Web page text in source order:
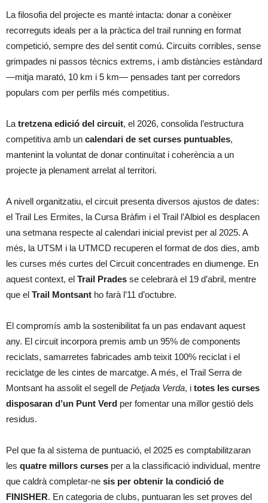
La filosofia del projecte es manté intacta: donar a conèixer
recorreguts ideals per a la pràctica del trail running en format
competició, sempre des del sentit comú. Circuits corribles, sense
grimpades ni passos tècnics extrems, i amb distàncies estàndard
—mitja marató, 10 km i 5 km— pensades tant per corredors
populars com per perfils més competitius.
La tretzena edició del circuit, el 2026, consolida l’estructura
competitiva amb un calendari de set curses puntuables,
mantenint la voluntat de donar continuïtat i coherència a un
projecte ja plenament arrelat al territori.
A nivell organitzatiu, el circuit presenta diversos ajustos de dates:
el Trail Les Ermites, la Cursa Bràfim i el Trail l’Albiol es desplacen
una setmana respecte al calendari inicial previst per al 2025. A
més, la UTSM i la UTMCD recuperen el format de dos dies, amb
les curses més curtes del Circuit concentrades en diumenge. En
aquest context, el Trail Prades se celebrarà el 19 d’abril, mentre
que el Trail Montsant ho farà l’11 d’octubre.
El compromís amb la sostenibilitat fa un pas endavant aquest
any. El circuit incorpora premis amb un 95% de components
reciclats, samarretes fabricades amb teixit 100% reciclat i el
reciclatge de les cintes de marcatge. A més, el Trail Serra de
Montsant ha assolit el segell de Petjada Verda, i totes les curses
disposaran d’un Punt Verd per fomentar una millor gestió dels
residus.
Pel que fa al sistema de puntuació, el 2025 es comptabilitzaran
les quatre millors curses per a la classificació individual, mentre
que caldrà completar-ne sis per obtenir la condició de
FINISHER. En categoria de clubs, puntuaran les set proves del